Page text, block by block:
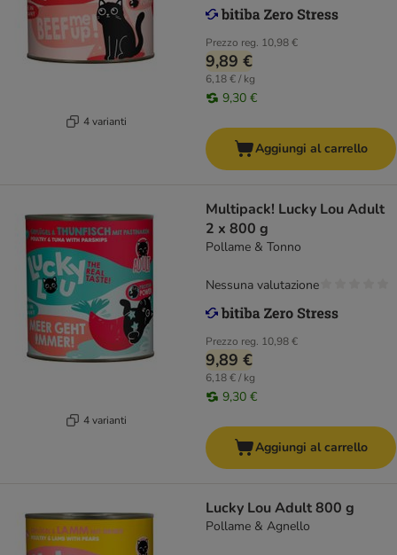
4 varianti
Prezzo reg. 10,98 €
9,89 €
6,18 € / kg
9,30 €
Aggiungi al carrello
4 varianti
Multipack! Lucky Lou Adult
2 x 800 g
Pollame & Tonno
Prezzo reg. 10,98 €
9,89 €
6,18 € / kg
9,30 €
Nessuna valutazione
Aggiungi al carrello
Lucky Lou Adult 800 g
Pollame & Agnello